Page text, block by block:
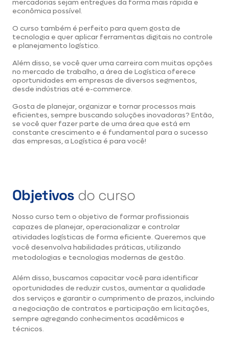
mercadorias sejam entregues da forma mais rápida e
econômica possível.
O curso também é perfeito para quem gosta de
tecnologia e quer aplicar ferramentas digitais no controle
e planejamento logístico.
Além disso, se você quer uma carreira com muitas opções
no mercado de trabalho, a área de Logística oferece
oportunidades em empresas de diversos segmentos,
desde indústrias até e-commerce.
Gosta de planejar, organizar e tornar processos mais
eficientes, sempre buscando soluções inovadoras? Então,
se você quer fazer parte de uma área que está em
constante crescimento e é fundamental para o sucesso
das empresas, a Logística é para você!
Objetivos do curso
Nosso curso tem o objetivo de formar profissionais
capazes de planejar, operacionalizar e controlar
atividades logísticas de forma eficiente. Queremos que
você desenvolva habilidades práticas, utilizando
metodologias e tecnologias modernas de gestão.
Além disso, buscamos capacitar você para identificar
oportunidades de reduzir custos, aumentar a qualidade
dos serviços e garantir o cumprimento de prazos, incluindo
a negociação de contratos e participação em licitações,
sempre agregando conhecimentos acadêmicos e
técnicos.